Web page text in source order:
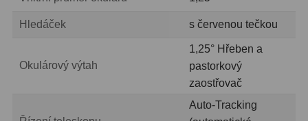
Diagonální zrcátka36
Amici hranoly 45°
Hledáček s červenou tečkou
Okulárový výtah
1,25° Hřeben a
pastorkový
zaostřovač
Auto-Tracking